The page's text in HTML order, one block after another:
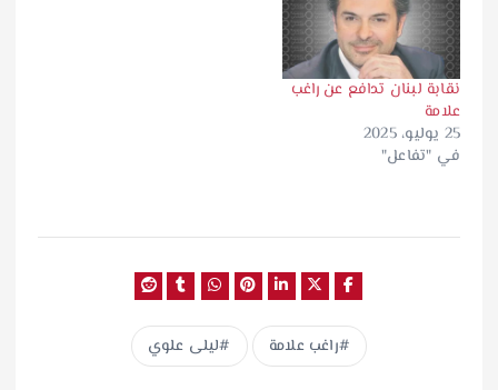
نقابة لبنان تدافع عن راغب
علامة
25 يوليو، 2025
في "تفاعل"
راغب علامة ليلى علوي